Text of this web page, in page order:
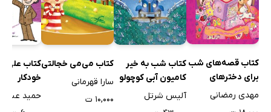
کتاب قصه‌های شب
برای دختر‌های
کوچولو
مهدی رمضانی
کتاب شب به خیر
کامیون آبی کوچولو
آلیس شرتل
کتاب می‌می خجالتی
سارا قهرمانی
۱۰,۰۰۰ ت
کتاب علی
خودکار
حمید